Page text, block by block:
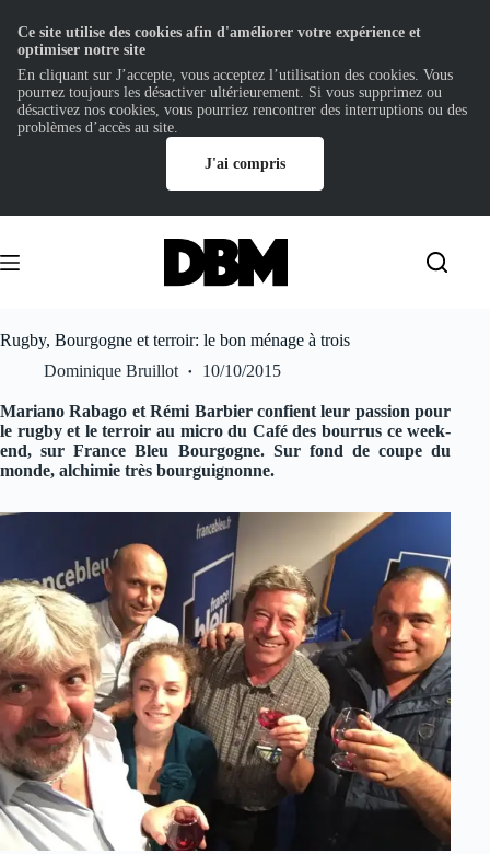
contenu
Rugby, Bourgogne et terroir: le bon ménage à trois
Dominique Bruillot
10/10/2015
Mariano Rabago et Rémi Barbier confient leur passion pour
le rugby et le terroir au micro du Café des bourrus ce week-
end, sur France Bleu Bourgogne. Sur fond de coupe du
monde, alchimie très bourguignonne.
Ce site utilise des cookies afin d'améliorer votre expérience et
optimiser notre site
En cliquant sur J’accepte, vous acceptez l’utilisation des cookies. Vous
pourrez toujours les désactiver ultérieurement. Si vous supprimez ou
désactivez nos cookies, vous pourriez rencontrer des interruptions ou des
problèmes d’accès au site.
J'ai compris